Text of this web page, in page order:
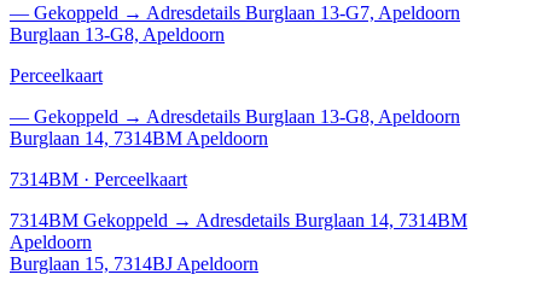
— Gekoppeld → Adresdetails Burglaan 13-G7, Apeldoorn
Burglaan 13-G8, Apeldoorn
Perceelkaart
— Gekoppeld → Adresdetails Burglaan 13-G8, Apeldoorn
Burglaan 14, 7314BM Apeldoorn
7314BM · Perceelkaart
7314BM Gekoppeld → Adresdetails Burglaan 14, 7314BM
Apeldoorn
Burglaan 15, 7314BJ Apeldoorn